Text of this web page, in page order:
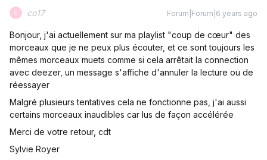
C co17 Forum|Forum|6 years ago
Bonjour, j'ai actuellement sur ma playlist "coup de cœur" des
morceaux que je ne peux plus écouter, et ce sont toujours les
mêmes morceaux muets comme si cela arrêtait la connection
avec deezer, un message s'affiche d'annuler la lecture ou de
réessayer
Malgré plusieurs tentatives cela ne fonctionne pas, j'ai aussi
certains morceaux inaudibles car lus de façon accélérée
Merci de votre retour, cdt
Sylvie Royer